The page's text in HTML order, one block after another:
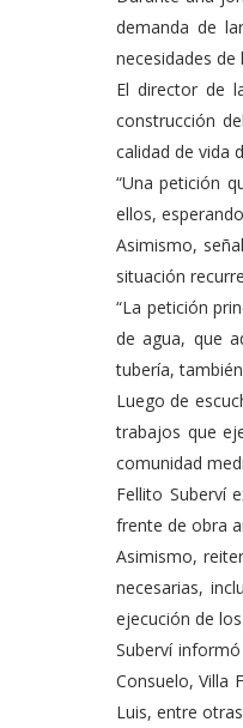
demanda de
necesidades de
El director de
construcción
calidad de vida
“Una petición
ellos,
Asimismo,
situación
“La petición
de agua, que
tubería,
Luego de
trabajos que
comunidad
Fellito Suberví
frente de obra
Asimismo,
necesarias,
ejecución de
Suberví
Consuelo, Villa
Luis, entre